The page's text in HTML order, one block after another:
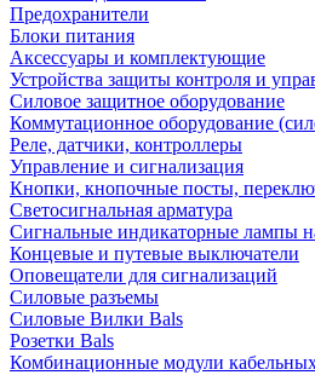
Предохранители
Блоки питания
Аксессуары и комплектующие
Устройства защиты контроля и
Силовое защитное оборудование
Коммутационное оборудование
Реле, датчики, контроллеры
Управление и сигнализация
Кнопки, кнопочные посты,
Светосигнальная арматура
Сигнальные индикаторные лампы
Концевые и путевые выключатели
Оповещатели для сигнализаций
Силовые разъемы
Силовые Вилки Bals
Розетки Bals
Комбинационные модули